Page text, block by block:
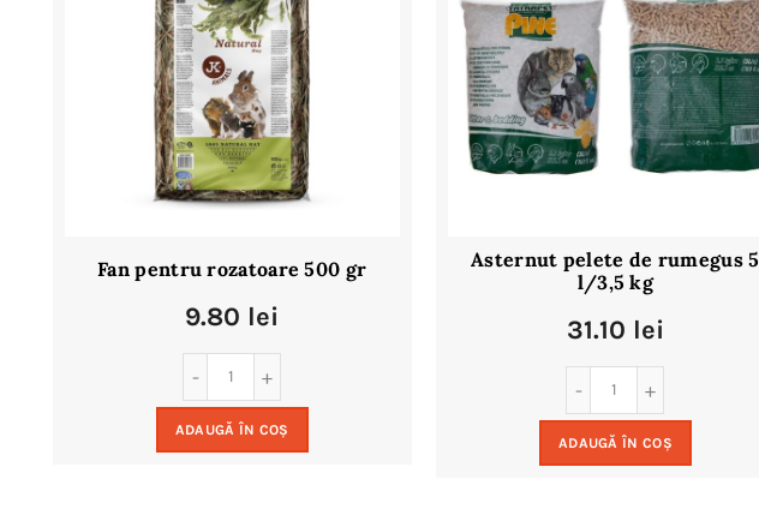
Fan pentru rozatoare 500 gr
9.80 lei
ADAUGĂ ÎN COȘ
Asternut pelete de rumegus 5
l/3,5 kg
31.10 lei
ADAUGĂ ÎN COȘ